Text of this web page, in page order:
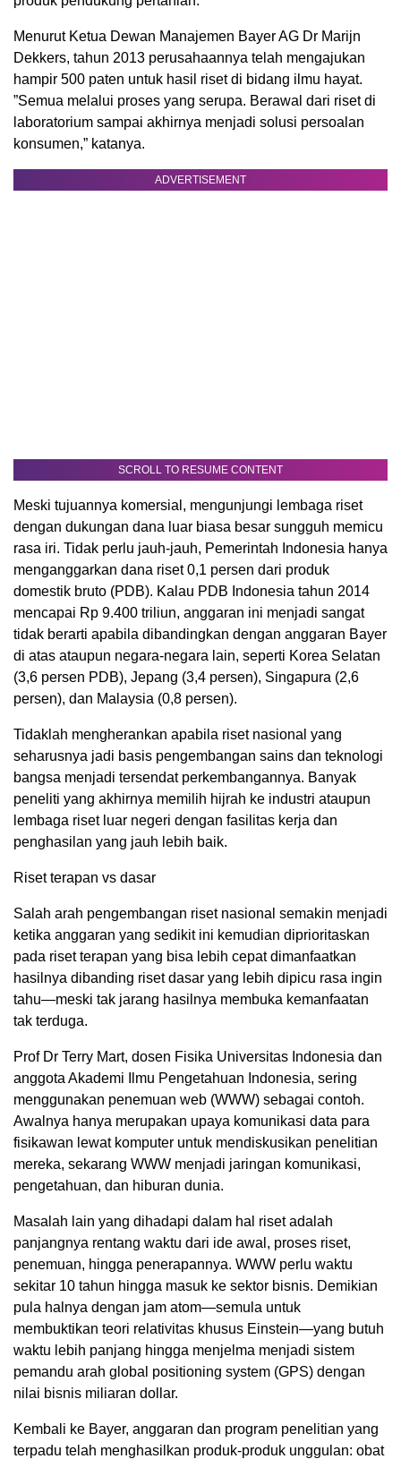
Menurut Ketua Dewan Manajemen Bayer AG Dr Marijn
Dekkers, tahun 2013 perusahaannya telah mengajukan
hampir 500 paten untuk hasil riset di bidang ilmu hayat.
”Semua melalui proses yang serupa. Berawal dari riset di
laboratorium sampai akhirnya menjadi solusi persoalan
konsumen,” katanya.
ADVERTISEMENT
SCROLL TO RESUME CONTENT
Meski tujuannya komersial, mengunjungi lembaga riset
dengan dukungan dana luar biasa besar sungguh memicu
rasa iri. Tidak perlu jauh-jauh, Pemerintah Indonesia hanya
menganggarkan dana riset 0,1 persen dari produk
domestik bruto (PDB). Kalau PDB Indonesia tahun 2014
mencapai Rp 9.400 triliun, anggaran ini menjadi sangat
tidak berarti apabila dibandingkan dengan anggaran Bayer
di atas ataupun negara-negara lain, seperti Korea Selatan
(3,6 persen PDB), Jepang (3,4 persen), Singapura (2,6
persen), dan Malaysia (0,8 persen).
Tidaklah mengherankan apabila riset nasional yang
seharusnya jadi basis pengembangan sains dan teknologi
bangsa menjadi tersendat perkembangannya. Banyak
peneliti yang akhirnya memilih hijrah ke industri ataupun
lembaga riset luar negeri dengan fasilitas kerja dan
penghasilan yang jauh lebih baik.
Riset terapan vs dasar
Salah arah pengembangan riset nasional semakin menjadi
ketika anggaran yang sedikit ini kemudian diprioritaskan
pada riset terapan yang bisa lebih cepat dimanfaatkan
hasilnya dibanding riset dasar yang lebih dipicu rasa ingin
tahu—meski tak jarang hasilnya membuka kemanfaatan
tak terduga.
Prof Dr Terry Mart, dosen Fisika Universitas Indonesia dan
anggota Akademi Ilmu Pengetahuan Indonesia, sering
menggunakan penemuan web (WWW) sebagai contoh.
Awalnya hanya merupakan upaya komunikasi data para
fisikawan lewat komputer untuk mendiskusikan penelitian
mereka, sekarang WWW menjadi jaringan komunikasi,
pengetahuan, dan hiburan dunia.
Masalah lain yang dihadapi dalam hal riset adalah
panjangnya rentang waktu dari ide awal, proses riset,
penemuan, hingga penerapannya. WWW perlu waktu
sekitar 10 tahun hingga masuk ke sektor bisnis. Demikian
pula halnya dengan jam atom—semula untuk
membuktikan teori relativitas khusus Einstein—yang butuh
waktu lebih panjang hingga menjelma menjadi sistem
pemandu arah global positioning system (GPS) dengan
nilai bisnis miliaran dollar.
Kembali ke Bayer, anggaran dan program penelitian yang
terpadu telah menghasilkan produk-produk unggulan: obat